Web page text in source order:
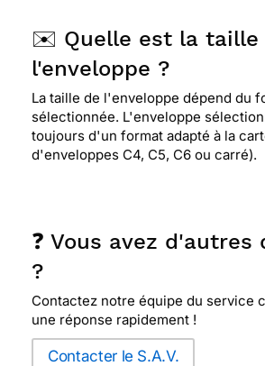
✉️ Quelle est la taille
l'enveloppe ?
La taille de l'enveloppe dépend du
sélectionnée. L'enveloppe
toujours d'un format adapté à la
d'enveloppes C4, C5, C6 ou carré).
❓ Vous avez d'autres
?
Contactez notre équipe du service
une réponse rapidement !
Contacter le S.A.V.